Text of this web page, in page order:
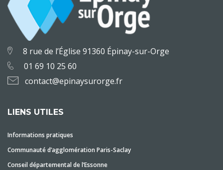
8 rue de l’Église 91360 Épinay-sur-Orge
01 69 10 25 60
contact@epinaysurorge.fr
LIENS UTILES
Informations pratiques
Communauté d’agglomération Paris-Saclay
Conseil départemental de l’Essonne